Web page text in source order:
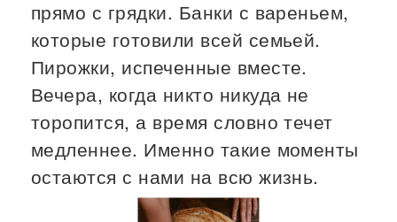
прямо с грядки. Банки с вареньем,
которые готовили всей семьей.
Пирожки, испеченные вместе.
Вечера, когда никто никуда не
торопится, а время словно течет
медленнее. Именно такие моменты
остаются с нами на всю жизнь.